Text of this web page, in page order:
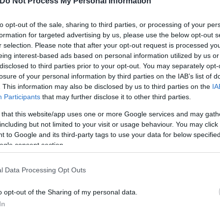
opt-out of the sale, sharing to third parties, or processing of your
for targeted advertising by us, please use the below opt-out
selection. Please note that after your opt-out request is processed
interest-based ads based on personal information utilized by us
to third parties prior to your opt-out. You may separately
of your personal information by third parties on the IAB’s list of
This information may also be disclosed by us to third parties on the
Participants that may further disclose it to other third parties.
that this website/app uses one or more Google services and may
but not limited to your visit or usage behaviour. You may
to Google and its third-party tags to use your data for below
consent section.
Data Processing Opt Outs
opt-out of the Sharing of my personal data.
και σε απόλυτη συνεργασία με την τοπική
δράσεων κοινωνικού χαρακτήρα, ενισχύοντας
της ευρύτερης περιοχής. Στο πλαίσιο αυτό,
επενδύσεων,συνολικής αξίας 1,73
ευκαιριών για τις επόμενες
ευρώ σε μεταλλευτικά δικαιώματα,από το
Ελληνικό Δημόσιο.